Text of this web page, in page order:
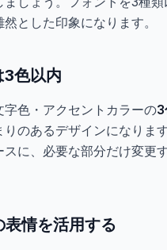
とした印象になります。
3色以内
色・アクセントカラーの3
りのあるデザインになりま
スに、必要な部分だけ変更
情を活用する